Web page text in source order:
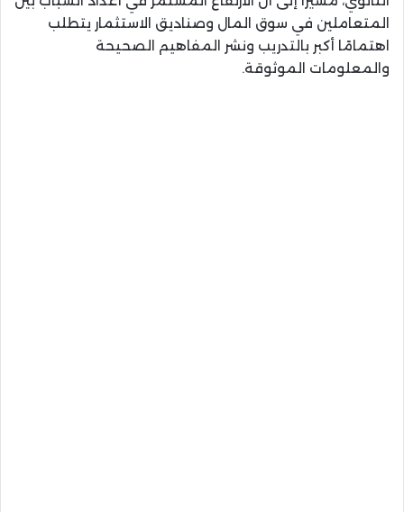
المتعاملين في سوق المال وصناديق الاستثمار يتطلب
اهتمامًا أكبر بالتدريب ونشر المفاهيم الصحيحة
والمعلومات الموثوقة.